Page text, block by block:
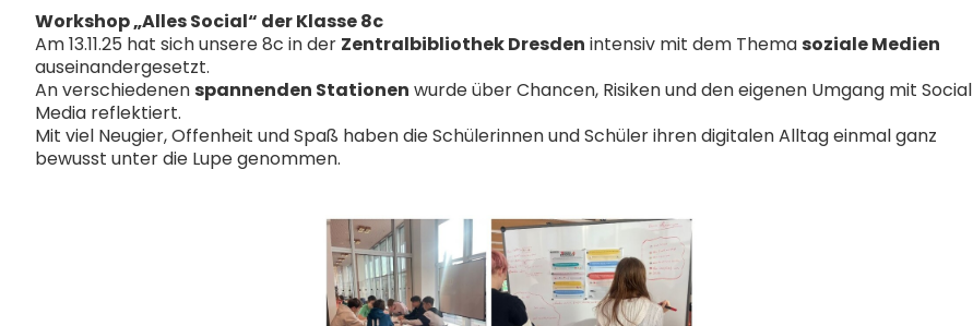
Workshop „Alles Social“ der Klasse 8c
Am 13.11.25 hat sich unsere 8c in der Zentralbibliothek Dresden intensiv mit dem Themasoziale Medien
auseinandergesetzt.
An verschiedenenspannenden Stationen wurde über Chancen, Risiken und den eigenen Umgang mit Social
Media reflektiert.
Mit viel Neugier, Offenheit und Spaß haben die Schülerinnen und Schüler ihren digitalen Alltag einmal ganz
bewusst unter die Lupe genommen.